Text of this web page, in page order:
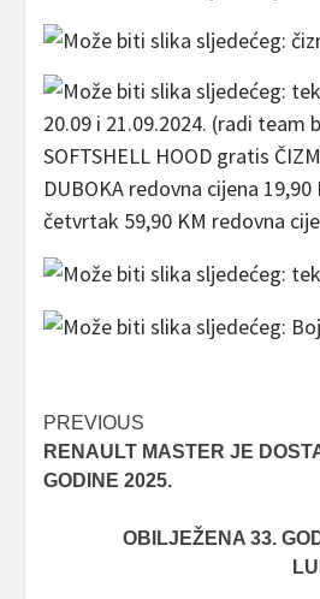
Post
navigation
PREVIOUS
RENAULT MASTER JE
GODINE 2025.
OBILJEŽENA 33.